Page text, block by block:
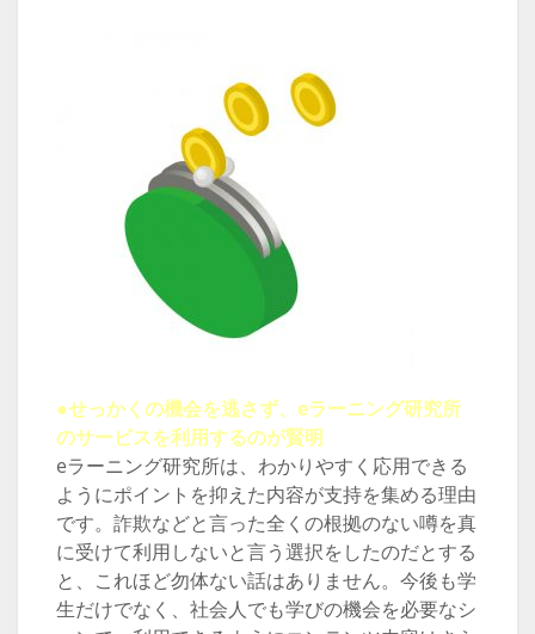
●せっかくの機会を逃さず、eラーニング研究所
のサービスを利用するのが賢明
eラーニング研究所は、わかりやすく応用できる
ようにポイントを抑えた内容が支持を集める理由
です。詐欺などと言った全くの根拠のない噂を真
に受けて利用しないと言う選択をしたのだとする
と、これほど勿体ない話はありません。今後も学
生だけでなく、社会人でも学びの機会を必要なシ